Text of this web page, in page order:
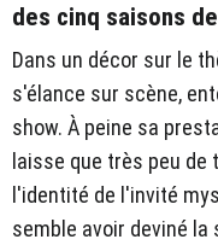
des cinq saisons
Dans un décor sur le
s'élance sur scène,
show. À peine sa
laisse que très peu de
l'identité de l'invité
semble avoir deviné